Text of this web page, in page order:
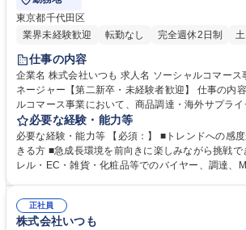
東京都千代田区
業界未経験歓迎
転勤なし 完全週休2日制
仕事の内容
企業名 株式会社いつも 求人名 ソーシャルコマース事業のプロジェクトマ
ネージャー【第二新卒・未経験者歓迎】 仕事の内容 急成長中のソーシャ
ルコマース事業において、商品調達・海外サプラ
ェクト推進を担当。市場トレンドを捉えながら、販
長を支える中核業務をお任せします。 ■SNSや市場動向を分析し、トレン
ド商品のリサーチ・調達を実施 ■仕入先選定や価
全般を担当 ■中国を中心とした海外サプライヤー
た施策推進 募集職種 ソーシャルコマース事業のプロジェクトマネージャ
ー【第二新卒・未経験者歓迎】
必要な経験・能力等
必要な経験・能力等 【必須：】 ■トレンドへの感
きる方 ■急成長環境を前向きに楽しみながら挑戦できる方 【歓迎
レル・EC・雑貨・化粧品等でのバイヤー、調達、
材への高い関心 ■海外サプライヤーとの折衝や海外出張経験
学歴：大学院 大学 高専 短大 専修学校 高校 語学力
正社員
株式会社いつも